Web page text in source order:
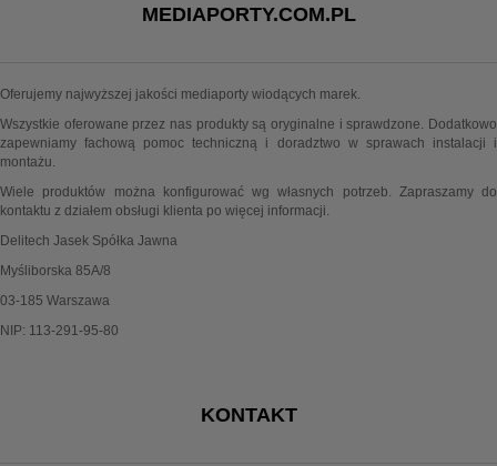
MEDIAPORTY.COM.PL
Oferujemy najwyższej jakości mediaporty wiodących marek.
Wszystkie oferowane przez nas produkty są oryginalne i sprawdzone. Dodatkowo
zapewniamy fachową pomoc techniczną i doradztwo w sprawach instalacji i
montażu.
Wiele produktów można konfigurować wg własnych potrzeb. Zapraszamy do
kontaktu z działem obsługi klienta po więcej informacji.
Delitech Jasek Spółka Jawna
Myśliborska 85A/8
03-185 Warszawa
NIP: 113-291-95-80
KONTAKT